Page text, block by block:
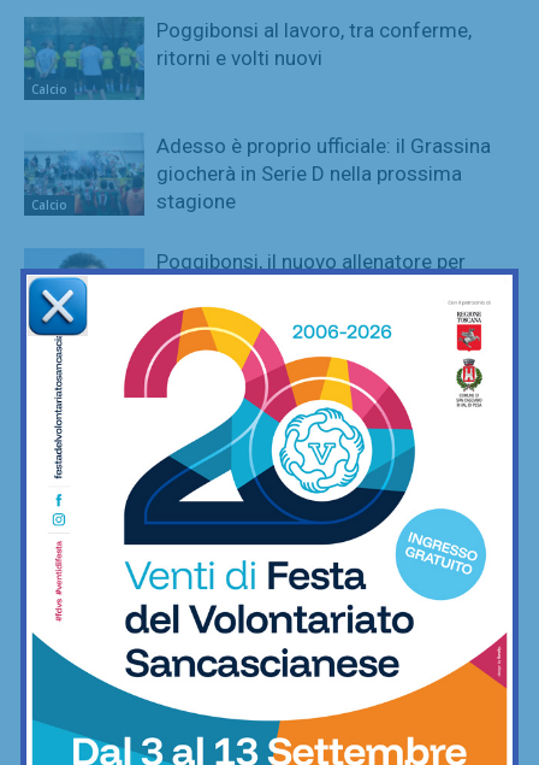
Calcio
Poggibonsi al lavoro, tra conferme,
ritorni e volti nuovi
Calcio
Adesso è proprio ufficiale: il Grassina
giocherà in Serie D nella prossima
stagione
Calcio
Poggibonsi, il nuovo allenatore per
Calcio
È ripescaggio: il Grassina fa festa e
torna in Serie D dopo 5 anni
Calcio
San Polo, un Niccolò Nocentini in più…
nel motore: altro nuovo acquisto
Poggibonsi, prime mosse: Fusci
confermato direttore tecnico. In serata
presentazione del nuovo allenatore
La Virtus Lilliano e il ripescaggio in
Seconda: “Una gioia immensa. Pronti